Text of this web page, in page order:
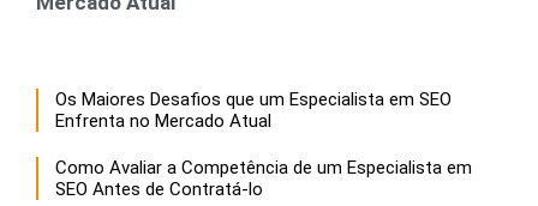
Os Maiores Desafios que um Especialista em SEO
Enfrenta no Mercado Atual
Como Avaliar a Competência de um Especialista em
SEO Antes de Contratá-lo